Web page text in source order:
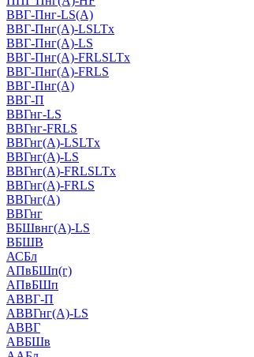
ВВГ-Пнг-LS(А)
ВВГ-Пнг(А)-LSLTx
ВВГ-Пнг(А)-LS
ВВГ-Пнг(А)-FRLSLTx
ВВГ-Пнг(А)-FRLS
ВВГ-Пнг(А)
ВВГ-П
ВВГнг-LS
ВВГнг-FRLS
ВВГнг(А)-LSLTx
ВВГнг(А)-LS
ВВГнг(А)-FRLSLTx
ВВГнг(А)-FRLS
ВВГнг(А)
ВВГнг
ВБШвнг(А)-LS
ВБШВ
АСБл
АПвБШп(г)
АПвБШп
АВВГ-П
АВВГнг(А)-LS
АВВГ
АВБШв